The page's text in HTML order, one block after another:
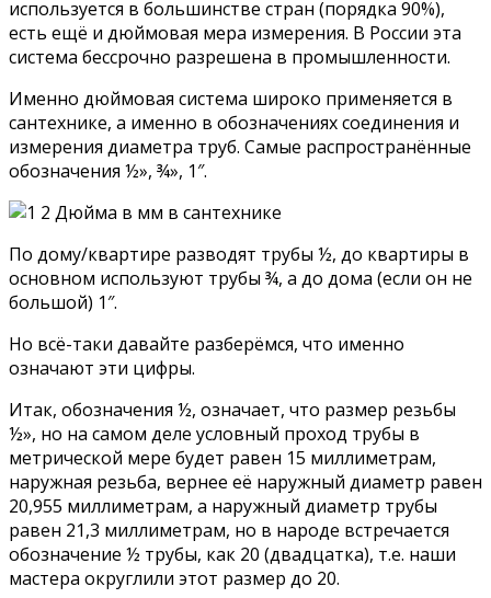
используется в большинстве стран (порядка 90%),
есть ещё и дюймовая мера измерения. В России эта
система бессрочно разрешена в промышленности.
Именно дюймовая система широко применяется в
сантехнике, а именно в обозначениях соединения и
измерения диаметра труб. Самые распространённые
обозначения ½», ¾», 1″.
По дому/квартире разводят трубы ½, до квартиры в
основном используют трубы ¾, а до дома (если он не
большой) 1″.
Но всё-таки давайте разберёмся, что именно
означают эти цифры.
Итак, обозначения ½, означает, что размер резьбы
½», но на самом деле условный проход трубы в
метрической мере будет равен 15 миллиметрам,
наружная резьба, вернее её наружный диаметр равен
20,955 миллиметрам, а наружный диаметр трубы
равен 21,3 миллиметрам, но в народе встречается
обозначение ½ трубы, как 20 (двадцатка), т.е. наши
мастера округлили этот размер до 20.